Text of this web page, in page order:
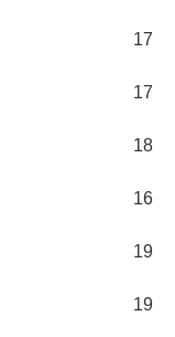
17
17
18
16
19
19